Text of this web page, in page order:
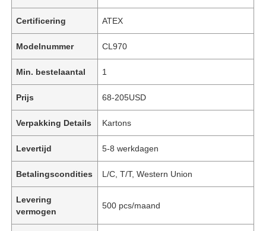
Certificering ATEX
Modelnummer CL970
Min. bestelaantal 1
Prijs 68-205USD
Verpakking Details Kartons
Levertijd 5-8 werkdagen
Betalingscondities L/C, T/T, Western Union
Levering
vermogen
500 pcs/maand